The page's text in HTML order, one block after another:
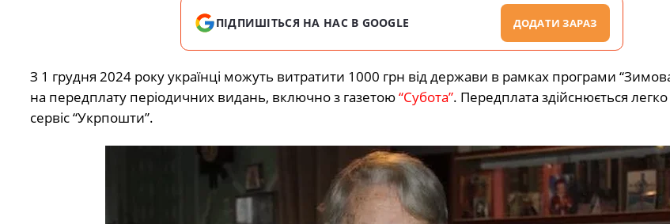
ПІДПИШІТЬСЯ НА НАС В GOOGLE ДОДАТИ ЗАРАЗ
З 1 грудня 2024 року українці можуть витратити 1000 грн від держави в рамках програми
на передплату періодичних видань, включно з газетою“Субота”. Передплата здійснюється
сервіс “Укрпошти”.